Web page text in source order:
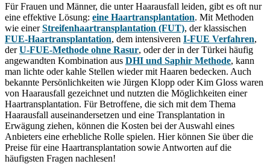
Für Frauen und Männer, die unter Haarausfall leiden, gibt es oft nur
eine effektive Lösung: eine Haartransplantation. Mit Methoden
wie einerStreifenhaartransplantation (FUT), der klassischen
FUE-Haartransplantation, dem intensiveren I-FUE Verfahren,
derU-FUE-Methode ohne Rasur, oder der in der Türkei häufig
angewandten Kombination aus DHI und Saphir Methode, kann
man lichte oder kahle Stellen wieder mit Haaren bedecken. Auch
bekannte Persönlichkeiten wie Jürgen Klopp oder Kim Gloss waren
von Haarausfall gezeichnet und nutzten die Möglichkeiten einer
Haartransplantation. Für Betroffene, die sich mit dem Thema
Haarausfall auseinandersetzen und eine Transplantation in
Erwägung ziehen, können die Kosten bei der Auswahl eines
Anbieters eine erhebliche Rolle spielen. Hier können Sie über die
Preise für eine Haartransplantation sowie Antworten auf die
häufigsten Fragen nachlesen!